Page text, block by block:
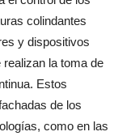
colindantes
y dispositivos
la toma de
Estos
de los
como en las